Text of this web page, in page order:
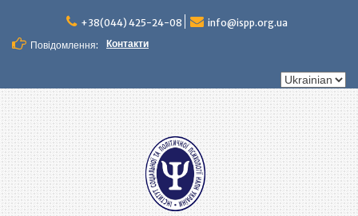
вмісту
+38(044) 425-24-08
info@ispp.org.ua
Повідомлення:
Контакти
Вибрати